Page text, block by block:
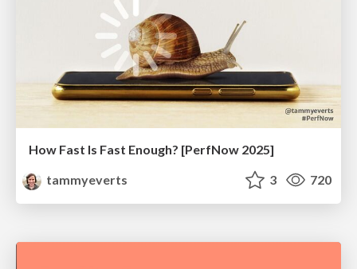
How Fast Is Fast Enough? [PerfNow 2025]
tammyeverts
3 720